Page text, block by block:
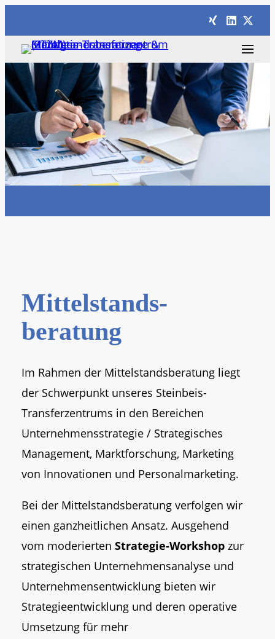
Mittelstands­
beratung
Im Rahmen der Mittelstandsberatung liegt
der Schwerpunkt unseres Steinbeis-
Transferzentrums in den Bereichen
Unternehmensstrategie / Strategisches
Management, Marktforschung, Marketing
von Innovationen und Personalmarketing.
Bei der Mittelstandsberatung verfolgen wir
einen ganzheitlichen Ansatz. Ausgehend
vom moderierten Strategie-Workshop zur
strategischen Unternehmensanalyse und
Unternehmensentwicklung bieten wir
Strategieentwicklung und deren operative
Umsetzung für mehr